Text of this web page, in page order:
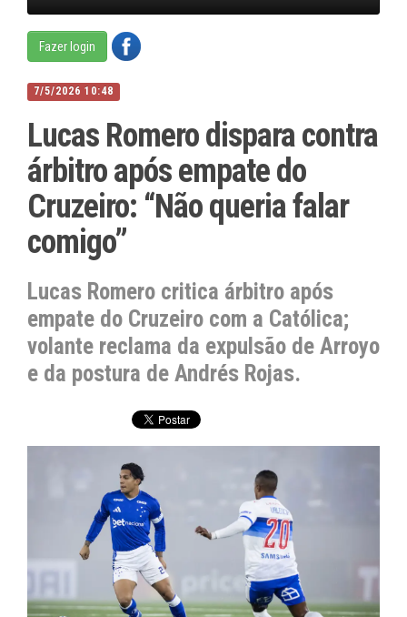
Fazer login
7/5/2026 10:48
Lucas Romero dispara contra
árbitro após empate do
Cruzeiro: “Não queria falar
comigo”
Lucas Romero critica árbitro após
empate do Cruzeiro com a Católica;
volante reclama da expulsão de Arroyo
e da postura de Andrés Rojas.